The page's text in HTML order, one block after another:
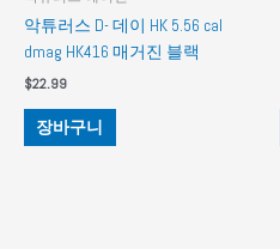
악튜러스 D- 데이 HK 5.56 cal
dmag HK416 매거진 블랙
$22.99
장바구니